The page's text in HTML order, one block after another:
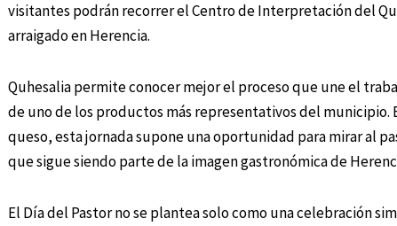
visitantes podrán recorrer el Centro de Interpretación del
arraigado en Herencia.
Quhesalia permite conocer mejor el proceso que une el
de uno de los productos más representativos del municipio.
queso, esta jornada supone una oportunidad para mirar al
que sigue siendo parte de la imagen gastronómica de
El Día del Pastor no se plantea solo como una celebración